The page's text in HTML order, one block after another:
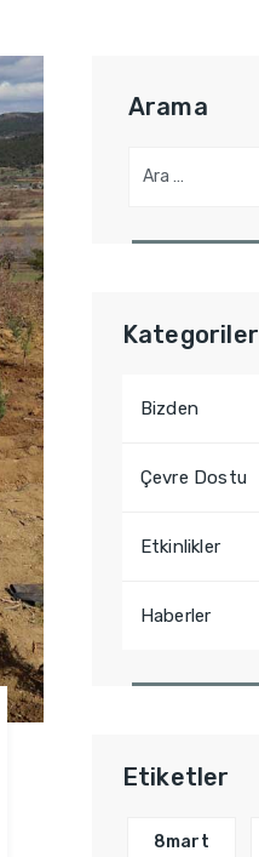
Arama
:
Kategoriler
Bizden
Çevre Dostu
Etkinlikler
Haberler
Etiketler
8mart